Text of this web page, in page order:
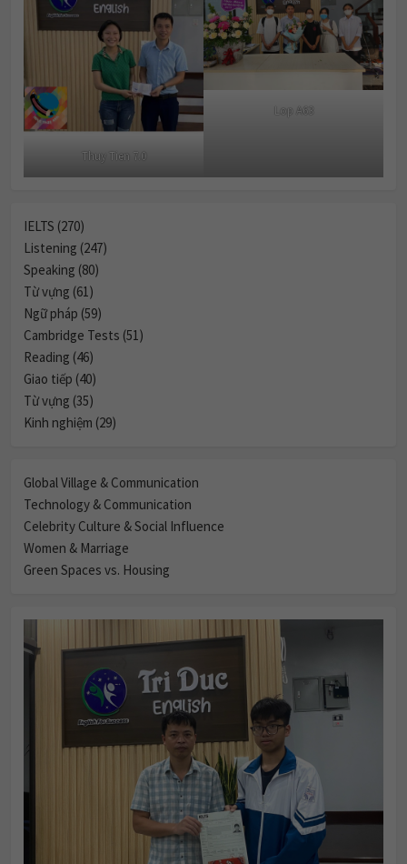
Thuy Tien 7.0
Lop A63
IELTS (270)
Listening (247)
Speaking (80)
Từ vựng (61)
Ngữ pháp (59)
Cambridge Tests (51)
Reading (46)
Giao tiếp (40)
Từ vựng (35)
Kinh nghiệm (29)
Global Village & Communication
Technology & Communication
Celebrity Culture & Social Influence
Women & Marriage
Green Spaces vs. Housing